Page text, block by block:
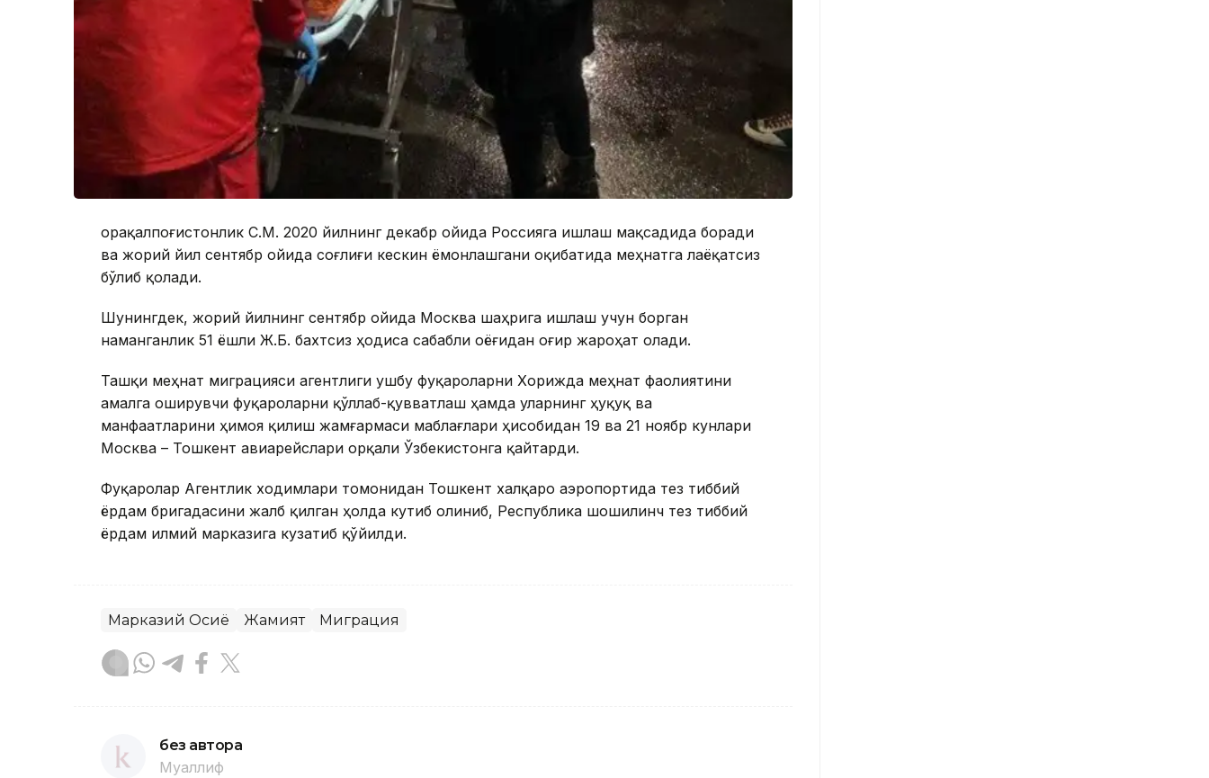
Қорақалпоғистонлик С.М. 2020 йилнинг декабр ойида Россияга ишлаш мақсадида боради
ва жорий йил сентябр ойида соғлиғи кескин ёмонлашгани оқибатида меҳнатга лаёқатсиз
бўлиб қолади.
Шунингдек, жорий йилнинг сентябр ойида Москва шаҳрига ишлаш учун борган
наманганлик 51 ёшли Ж.Б. бахтсиз ҳодиса сабабли оёғидан оғир жароҳат олади.
Ташқи меҳнат миграцияси агентлиги ушбу фуқароларни Хорижда меҳнат фаолиятини
амалга оширувчи фуқароларни қўллаб-қувватлаш ҳамда уларнинг ҳуқуқ ва
манфаатларини ҳимоя қилиш жамғармаси маблағлари ҳисобидан 19 ва 21 ноябр кунлари
Москва – Тошкент авиарейслари орқали Ўзбекистонга қайтарди.
Фуқаролар Агентлик ходимлари томонидан Тошкент халқаро аэропортида тез тиббий
ёрдам бригадасини жалб қилган ҳолда кутиб олиниб, Республика шошилинч тез тиббий
ёрдам илмий марказига кузатиб қўйилди.
Марказий Осиё Жамият Миграция
без автора
Муаллиф